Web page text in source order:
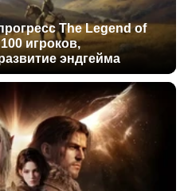
The Legend of
игроков,
эндгейма